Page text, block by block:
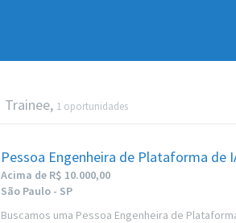
Trainee, 1 oportunidades
Pessoa Engenheira de Plataforma de
Acima de R$ 10.000,00
São Paulo - SP
Buscamos uma Pessoa Engenheira de